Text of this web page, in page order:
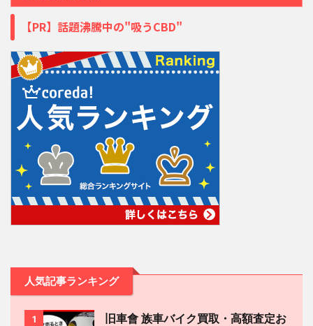
【PR】話題沸騰中の"吸うCBD"
人気記事ランキング
1
旧車會 族車バイク買取・高額査定お